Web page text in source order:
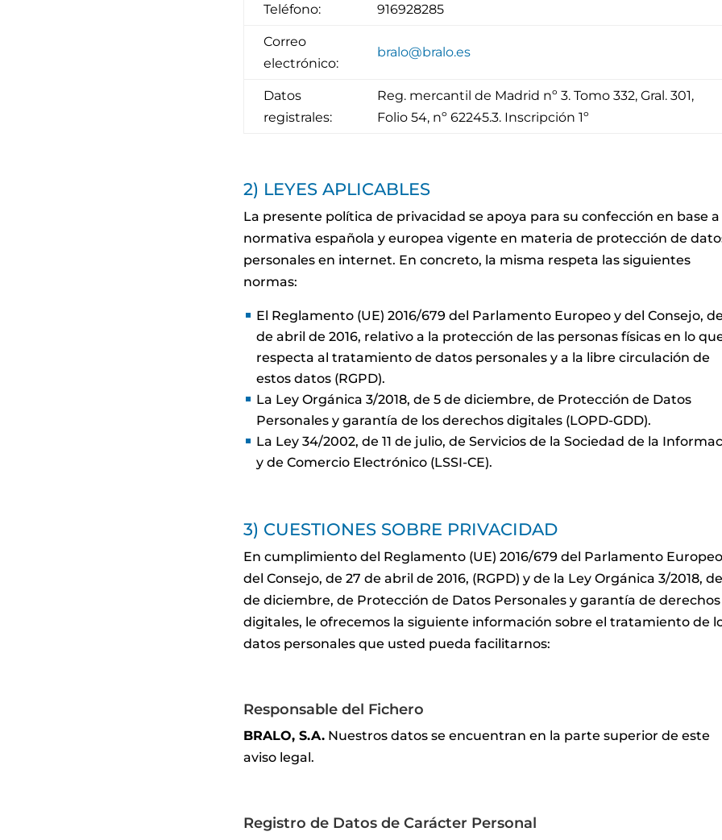
Teléfono: 916928285
Correo
electrónico:
bralo@bralo.es
Datos
registrales:
Reg. mercantil de Madrid nº 3. Tomo 332, Gral. 301,
Folio 54, nº 62245.3. Inscripción 1º
2) LEYES APLICABLES
La presente política de privacidad se apoya para su confección en base a
normativa española y europea vigente en materia de protección de
personales en internet. En concreto, la misma respeta las siguientes
normas:
El Reglamento (UE) 2016/679 del Parlamento Europeo y del Consejo,
de abril de 2016, relativo a la protección de las personas físicas en lo
respecta al tratamiento de datos personales y a la libre circulación de
estos datos (RGPD).
La Ley Orgánica 3/2018, de 5 de diciembre, de Protección de Datos
Personales y garantía de los derechos digitales (LOPD-GDD).
La Ley 34/2002, de 11 de julio, de Servicios de la Sociedad de la
y de Comercio Electrónico (LSSI-CE).
3) CUESTIONES SOBRE PRIVACIDAD
En cumplimiento del Reglamento (UE) 2016/679 del Parlamento
del Consejo, de 27 de abril de 2016, (RGPD) y de la Ley Orgánica 3/2018,
de diciembre, de Protección de Datos Personales y garantía de derechos
digitales, le ofrecemos la siguiente información sobre el tratamiento de
datos personales que usted pueda facilitarnos:
Responsable del Fichero
BRALO, S.A. Nuestros datos se encuentran en la parte superior de este
aviso legal.
Registro de Datos de Carácter Personal